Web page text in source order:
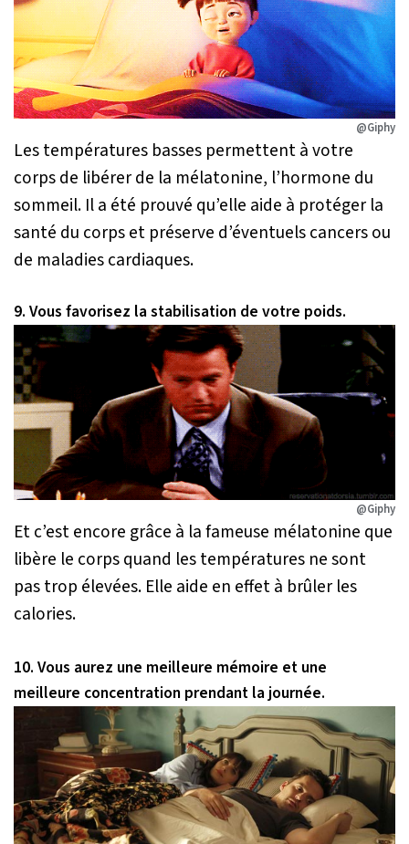
@Giphy
Les températures basses permettent à votre
corps de libérer de la mélatonine, l’hormone du
sommeil. Il a été prouvé qu’elle aide à protéger la
santé du corps et préserve d’éventuels cancers ou
de maladies cardiaques.
9. Vous favorisez la stabilisation de votre poids.
@Giphy
Et c’est encore grâce à la fameuse mélatonine que
libère le corps quand les températures ne sont
pas trop élevées. Elle aide en effet à brûler les
calories.
10. Vous aurez une meilleure mémoire et une
meilleure concentration prendant la journée.